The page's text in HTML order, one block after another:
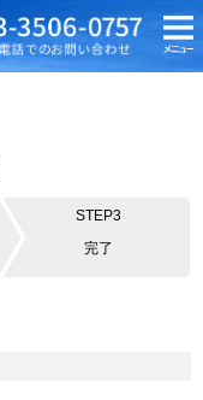
STEP3
完了